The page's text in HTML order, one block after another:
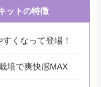
ットの特徴
くなって登場！
培で爽快感MAX